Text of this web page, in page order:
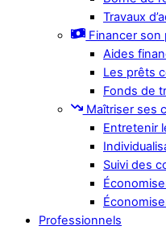
Travaux
Financer son
Aides
Les prêts
Fonds de
Maîtriser ses
Entretenir
Suivi des
Professionnels